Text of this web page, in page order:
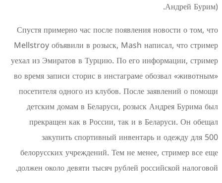
Спустя примерно час после появления
Mellstroy объявили в розыск, Mash
уехал из Эмиратов в Турцию. По его
во время записи сторис в инстаграме
посетителя одного из клубов. После
детским домам в Беларуси, розыск
прекращен как в России, так и в
закупить спортивный инвентарь
белорусских учреждений. Тем не менее,
должен около девяти тысяч рублей